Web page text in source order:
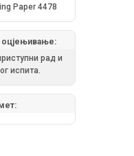
Paper 4478
оцјењивање:
рад и
испита.